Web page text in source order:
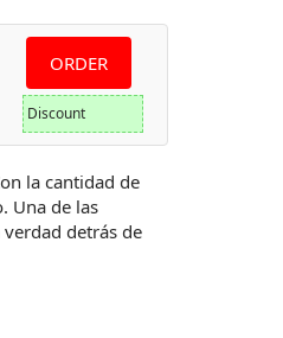
ORDER
Discount
la cantidad de
Una de las
detrás de